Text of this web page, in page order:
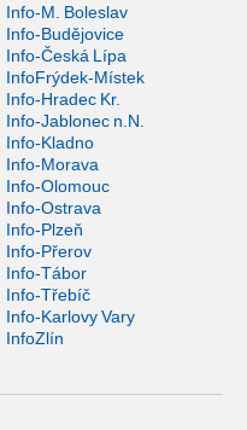
Info-M. Boleslav
Info-Budějovice
Info-Česká Lípa
InfoFrýdek-Místek
Info-Hradec Kr.
Info-Jablonec n.N.
Info-Kladno
Info-Morava
Info-Olomouc
Info-Ostrava
Info-Plzeň
Info-Přerov
Info-Tábor
Info-Třebíč
Info-Karlovy Vary
InfoZlín